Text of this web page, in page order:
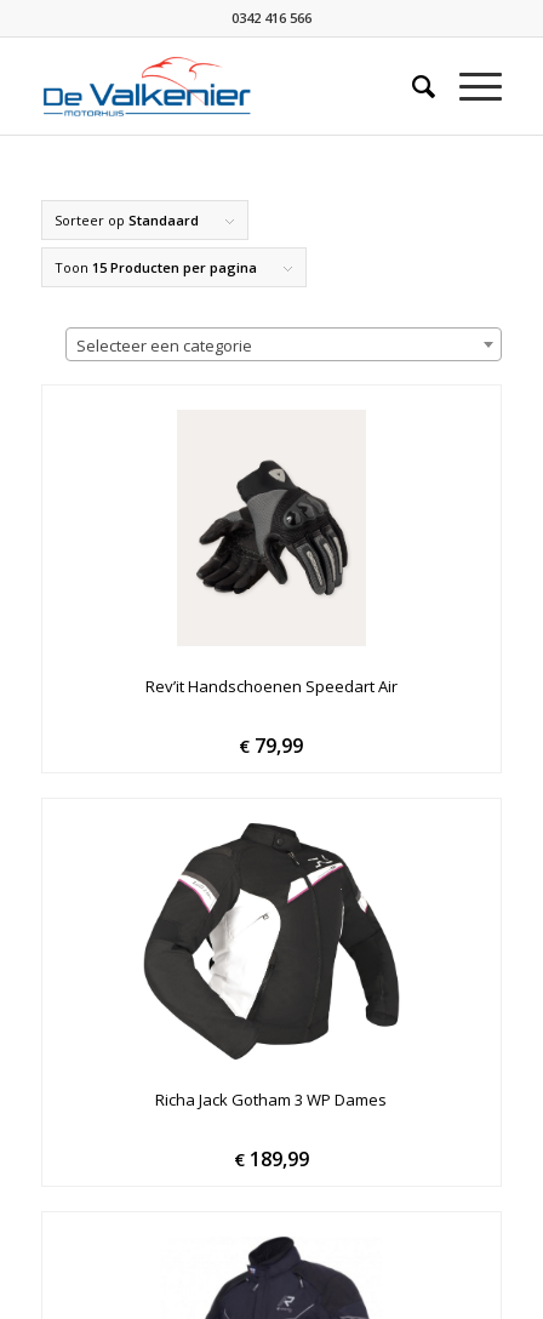
0342 416 566
Sorteer op Standaard
Toon 15 Producten per pagina
Selecteer een categorie
Rev’it Handschoenen Speedart Air
€ 79,99
Richa Jack Gotham 3 WP Dames
€189,99